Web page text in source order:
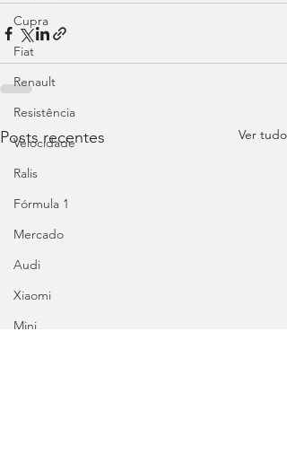
Cupra
Fiat
Renault
Resistência
Velocidade
Ralis
Fórmula 1
Mercado
Audi
Xiaomi
Mini
Posts recentes Ver tudo